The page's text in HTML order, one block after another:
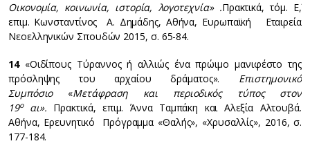
Οικονομία, κοινωνία, ιστορία, λογοτεχνία» .Πρακτικά, τόμ. Ε΄,
επιμ. Κωνσταντίνος Α. Δημάδης, Αθήνα, Ευρωπαϊκή Εταιρεία
Νεοελληνικών Σπουδών 2015, σ. 65-84.
14«Οιδίπους Τύραννος ή αλλιώς ένα πρώιμο μανιφέστο της
πρόσληψης του αρχαίου δράματος». Επιστημονικό
Συμπόσιο «Μετάφραση και περιοδικός τύπος στον
19οαι». Πρακτικά, επιμ. Άννα Ταμπάκη και Αλεξία Αλτουβά.
Αθήνα, Ερευνητικό Πρόγραμμα «Θαλής», «Χρυσαλλίς», 2016, σ.
177-184.